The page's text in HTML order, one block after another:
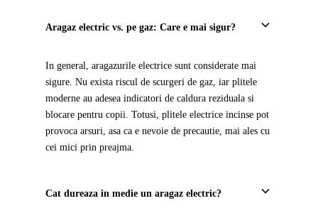
Aragaz electric vs. pe gaz: Care e mai sigur?
In general, aragazurile electrice sunt considerate mai
sigure. Nu exista riscul de scurgeri de gaz, iar plitele
moderne au adesea indicatori de caldura reziduala si
blocare pentru copii. Totusi, plitele electrice incinse pot
provoca arsuri, asa ca e nevoie de precautie, mai ales cu
cei mici prin preajma.
Cat dureaza in medie un aragaz electric?